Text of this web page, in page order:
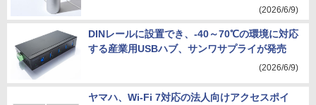
(2026/6/9)
DINレールに設置でき、-40～70℃の環境に対応
する産業用USBハブ、サンワサプライが発売
(2026/6/9)
ヤマハ、Wi-Fi 7対応の法人向けアクセスポイ